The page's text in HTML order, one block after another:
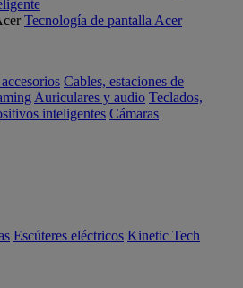
Tecnología de pantalla Acer
Cables, estaciones de
Auriculares y audio Teclados,
inteligentes Cámaras
Escúteres eléctricos Kinetic Tech